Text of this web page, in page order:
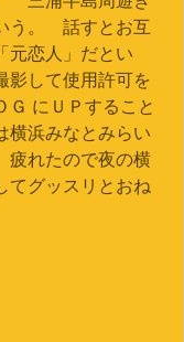
う。　話すとお互
元恋人」だとい
影して使用許可を
Ｇ にＵＰすること
横浜みなとみらい
疲れたので夜の横
てグッスリとおね